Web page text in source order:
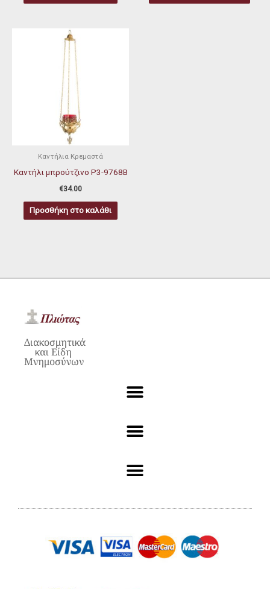
Καντήλια Κρεμαστά
Καντήλι μπρούτζινο P3-9768Β
€34.00
Προσθήκη στο καλάθι
Διακοσμητικά
και Είδη
Μνημοσύνων